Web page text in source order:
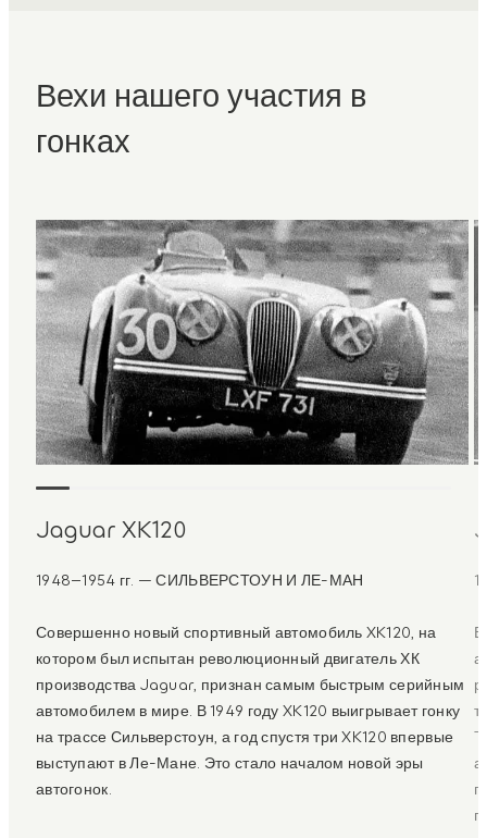
Вехи нашего участия в
гонках
Jaguar XK120
1948–1954 гг. — СИЛЬВЕРСТОУН И ЛЕ-МАН
Совершенно новый спортивный автомобиль XK120, на
котором был испытан революционный двигатель ХК
производства Jaguar, признан самым быстрым серийным
автомобилем в мире. В 1949 году XK120 выигрывает гонку
на трассе Сильверстоун, а год спустя три XK120 впервые
выступают в Ле-Мане. Это стало началом новой эры
автогонок.